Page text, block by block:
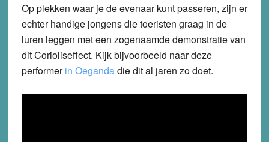
Op plekken waar je de evenaar kunt passeren, zijn er
echter handige jongens die toeristen graag in de
luren leggen met een zogenaamde demonstratie van
dit Corioliseffect. Kijk bijvoorbeeld naar deze
performerin Oegandadie dit al jaren zo doet.